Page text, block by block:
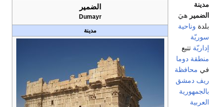
الضمير
Dumayr
مدينة
مدينة
الضمير هيَ
بلدة وناحية
سوريّة
إداريّة تتبع
منطقة دوما
في محافظة
ريف دمشق
بالجمهورية
العربية